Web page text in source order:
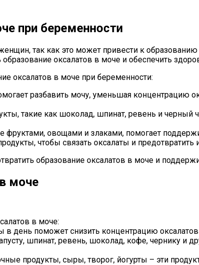
при беременности
так как это может привести к
оксалатов в моче и обеспечить
оксалатов в моче при беременности:
разбавить мочу, уменьшая концентрацию
такие как шоколад, шпинат, ревень и черный
фруктами, овощами и злаками, помогает
чтобы связать оксалаты и предотвратить
образование оксалатов в моче и
моче
в моче:
в день поможет снизить концентрацию
шпинат, ревень, шоколад, кофе, чернику и
продукты, сыры, творог, йогурты – эти